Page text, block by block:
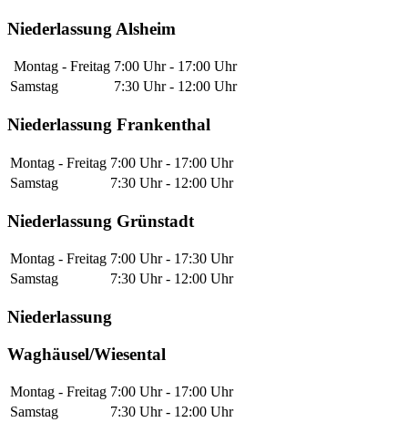
Niederlassung Alsheim
Montag - Freitag 7:00 Uhr - 17:00 Uhr
Samstag
7:30 Uhr - 12:00 Uhr
Niederlassung Frankenthal
Montag - Freitag 7:00 Uhr - 17:00 Uhr
Samstag
7:30 Uhr - 12:00 Uhr
Niederlassung Grünstadt
Montag - Freitag 7:00 Uhr - 17:30 Uhr
Samstag
7:30 Uhr - 12:00 Uhr
Niederlassung
Waghäusel/Wiesental
Montag - Freitag 7:00 Uhr - 17:00 Uhr
Samstag
7:30 Uhr - 12:00 Uhr